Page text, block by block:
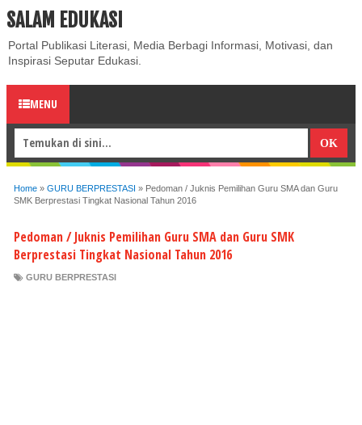
ABOUT CONTACT US
SALAM EDUKASI
Portal Publikasi Literasi, Media Berbagi Informasi, Motivasi, dan
Inspirasi Seputar Edukasi.
MENU
Home » GURU BERPRESTASI » Pedoman / Juknis Pemilihan Guru SMA dan Guru
SMK Berprestasi Tingkat Nasional Tahun 2016
Pedoman / Juknis Pemilihan Guru SMA dan Guru SMK
Berprestasi Tingkat Nasional Tahun 2016
GURU BERPRESTASI